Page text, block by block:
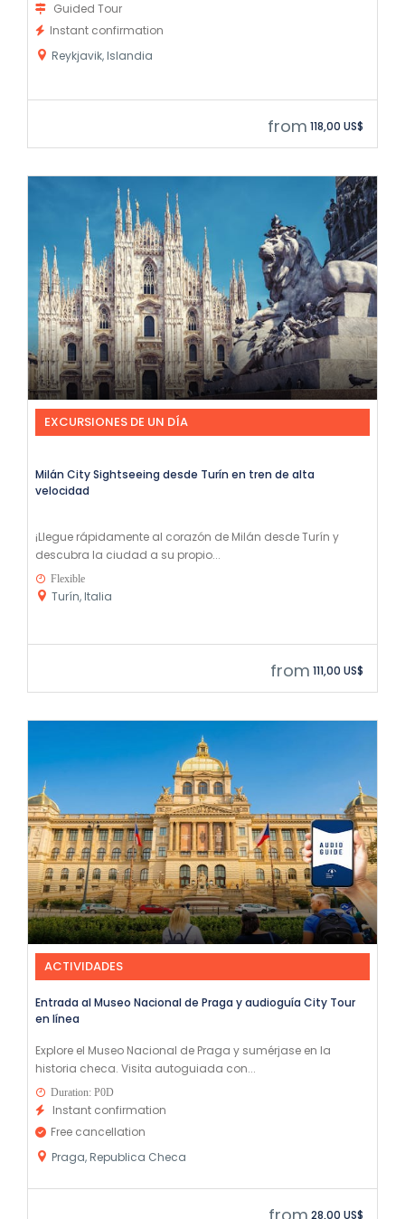
Guided Tour
Instant confirmation
Reykjavik, Islandia
from 118,00 US$
EXCURSIONES DE UN DÍA
Milán City Sightseeing desde Turín en tren de alta
velocidad
¡Llegue rápidamente al corazón de Milán desde Turín y
descubra la ciudad a su propio...
Flexible
Turín, Italia
from 111,00 US$
ACTIVIDADES
Entrada al Museo Nacional de Praga y audioguía City Tour
en línea
Explore el Museo Nacional de Praga y sumérjase en la
historia checa. Visita autoguiada con...
Duration: P0D
Instant confirmation
Free cancellation
Praga, Republica Checa
28,00 US$